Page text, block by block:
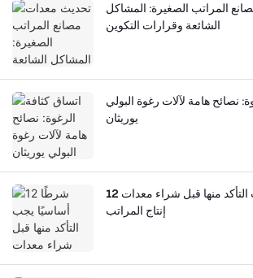
المراتب الصغيرة: المشاكل
الشائعة وقرارات التكوين
نصائح هامة لآلات رغوة البولي
يوريثان
12 شرطًا أساسيًا يجب التأكد منها قبل شراء معدات
إنتاج المراتب